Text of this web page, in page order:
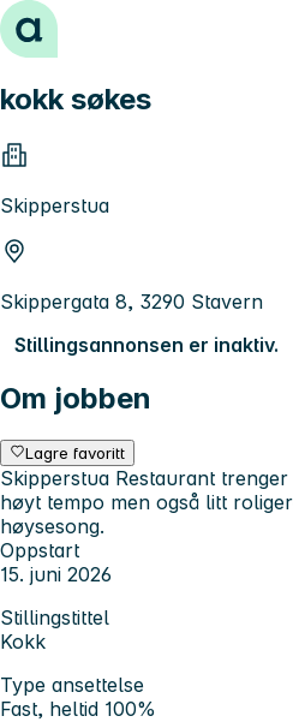
Hopp til innhold
kokk søkes
Skipperstua
Skippergata 8, 3290 Stavern
Stillingsannonsen er inaktiv.
Om jobben
Lagre favoritt
Skipperstua Restaurant
høyt tempo men også litt
høysesong.
Oppstart
15. juni 2026
Stillingstittel
Kokk
Type ansettelse
Fast, heltid 100%